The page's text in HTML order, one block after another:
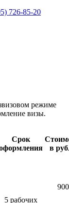
726-85-20
режиме
визы.
Срок
в
5 рабочих